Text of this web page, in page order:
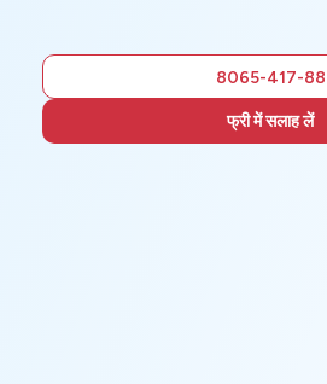
फ्री में
सलाह लें
8065-417-
फ्री में सलाह लें